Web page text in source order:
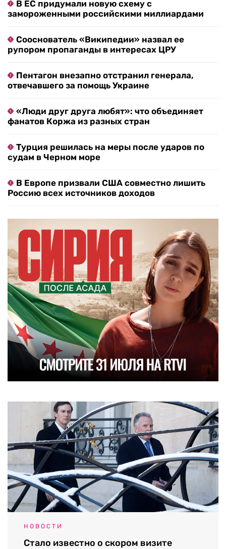
В ЕС придумали новую схему с
замороженными российскими миллиардами
Сооснователь «Википедии» назвал ее
рупором пропаганды в интересах ЦРУ
Пентагон внезапно отстранил генерала,
отвечавшего за помощь Украине
«Люди друг друга любят»: что объединяет
фанатов Коржа из разных стран
Турция решилась на меры после ударов по
судам в Черном море
В Европе призвали США совместно лишить
Россию всех источников доходов
НОВОСТИ
Стало известно о скором визите